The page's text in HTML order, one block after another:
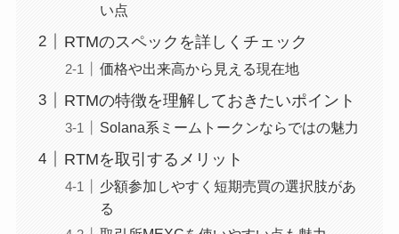
い点
RTMのスペックを詳しくチェック
価格や出来高から見える現在地
RTMの特徴を理解しておきたいポイント
Solana系ミームトークンならではの魅力
RTMを取引するメリット
少額参加しやすく短期売買の選択肢があ
る